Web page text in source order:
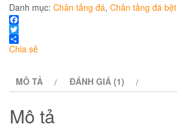
đánh giá
Danh mục: Chân tảng đá, Chân tảng đá bệt
Facebook
Twitter
Chia sẻ
MÔ TẢ ĐÁNH GIÁ (1)
Mô tả